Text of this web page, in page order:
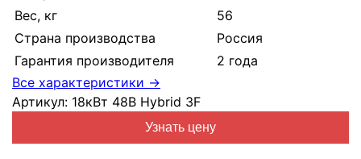
Вес, кг
56
Страна производства
Россия
Гарантия производителя
2 года
Все характеристики →
Артикул: 18кВт 48В Hybrid 3F
Узнать цену